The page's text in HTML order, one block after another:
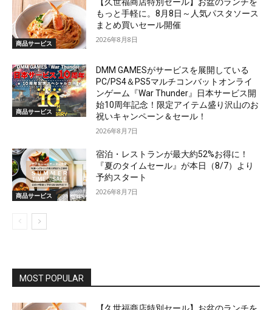
商品サービス
【久世福商店特別セール】お盆のランチを
もっと手軽に。8月8日～人気パスタソース
まとめ買いセール開催
2026年8月8日
商品サービス
DMM GAMESがサービスを展開している
PC/PS4＆PS5マルチコンバットオンライ
ンゲーム『War Thunder』日本サービス開
始10周年記念！限定アイテム盛り沢山のお
祝いキャンペーン＆セール！
2026年8月7日
商品サービス
宿泊・レストランが最大約52%お得に！
『夏のタイムセール』が本日（8/7）より
予約スタート
2026年8月7日
MOST POPULAR
【久世福商店特別セール】お盆のランチを